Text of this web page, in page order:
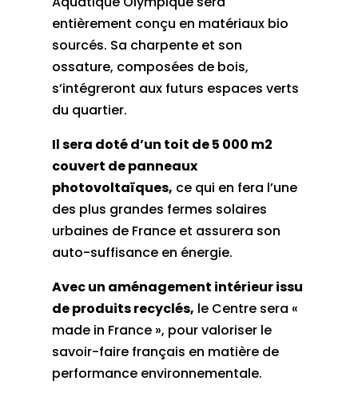
entièrement conçu en matériaux bio
sourcés. Sa charpente et son
ossature, composées de bois,
s’intégreront aux futurs espaces verts
du quartier.
Il sera doté d’un toit de 5 000 m2
couvert de panneaux
photovoltaïques, ce qui en fera l’une
des plus grandes fermes solaires
urbaines de France et assurera son
auto-suffisance en énergie.
Avec un aménagement intérieur issu
de produits recyclés, le Centre sera «
made in France », pour valoriser le
savoir-faire français en matière de
performance environnementale.